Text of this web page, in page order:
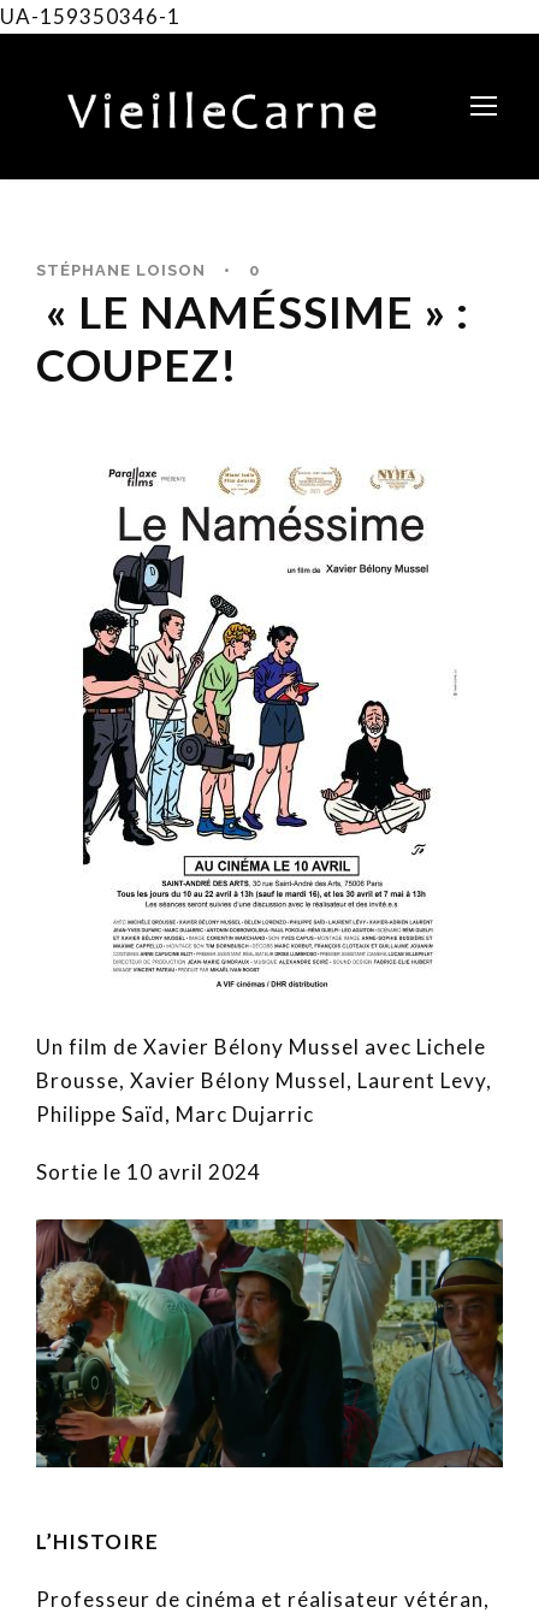
UA-159350346-1
STÉPHANE LOISON • 0
« LE NAMÉSSIME » :
COUPEZ!
Un film de Xavier Bélony Mussel avec Lichele
Brousse, Xavier Bélony Mussel, Laurent Levy,
Philippe Saïd, Marc Dujarric
Sortie le 10 avril 2024
L’HISTOIRE
Professeur de cinéma et réalisateur vétéran,